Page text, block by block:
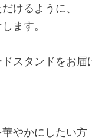
けるように、
ます。
スタンドをお届
やかにしたい方